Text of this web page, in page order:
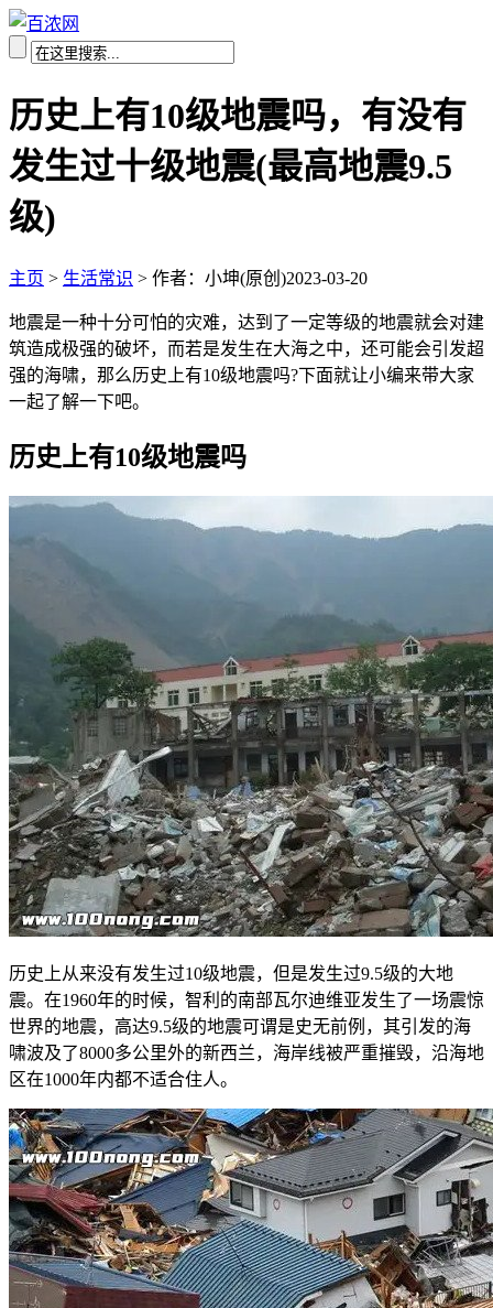
历史上有10级地震吗，有没有
发生过十级地震(最高地震9.5
级)
主页 > 生活常识 > 作者：小坤(原创)2023-03-20
地震是一种十分可怕的灾难，达到了一定等级的地震就会对建
筑造成极强的破坏，而若是发生在大海之中，还可能会引发超
强的海啸，那么历史上有10级地震吗?下面就让小编来带大家
一起了解一下吧。
历史上有10级地震吗
历史上从来没有发生过10级地震，但是发生过9.5级的大地
震。在1960年的时候，智利的南部瓦尔迪维亚发生了一场震惊
世界的地震，高达9.5级的地震可谓是史无前例，其引发的海
啸波及了8000多公里外的新西兰，海岸线被严重摧毁，沿海地
区在1000年内都不适合住人。